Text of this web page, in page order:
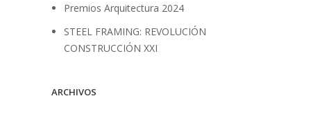
Premios Arquitectura 2024
STEEL FRAMING: REVOLUCIÓN
CONSTRUCCIÓN XXI
ARCHIVOS